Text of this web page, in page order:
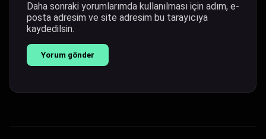
Daha sonraki yorumlarımda kullanılması için adım, e-
posta adresim ve site adresim bu tarayıcıya
kaydedilsin.